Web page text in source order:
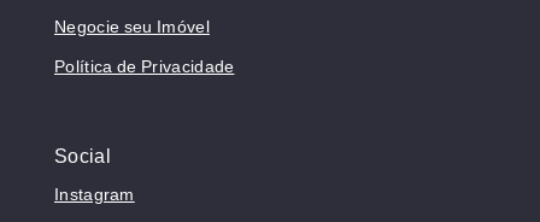
Negocie seu Imóvel
Política de Privacidade
Social
Instagram